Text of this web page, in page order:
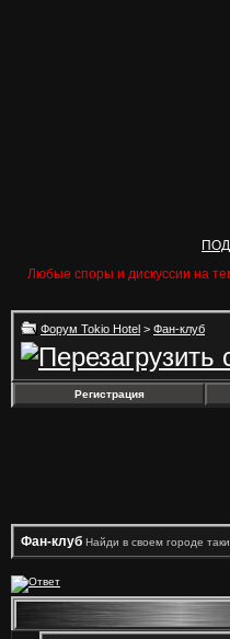
Любые споры и дискуссии на
Форум Tokio Hotel > Фан-клуб
Регистрация
Фан-клуб Найди в своем городе